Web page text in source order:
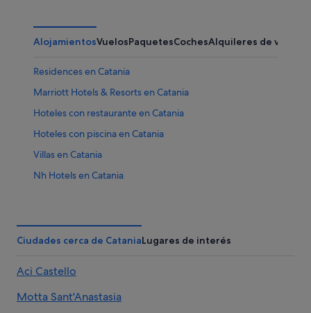
AlojamientosVuelosPaquetesCochesAlquileres de
Residences en Catania
Marriott Hotels & Resorts en Catania
Hoteles con restaurante en Catania
Hoteles con piscina en Catania
Villas en Catania
Nh Hotels en Catania
B&B en Catania
Hoteles con todo incluido en Catania
Apartoteles en Catania
Ciudades cerca de CataniaLugares de interés
Aci Castello
Motta Sant'Anastasia